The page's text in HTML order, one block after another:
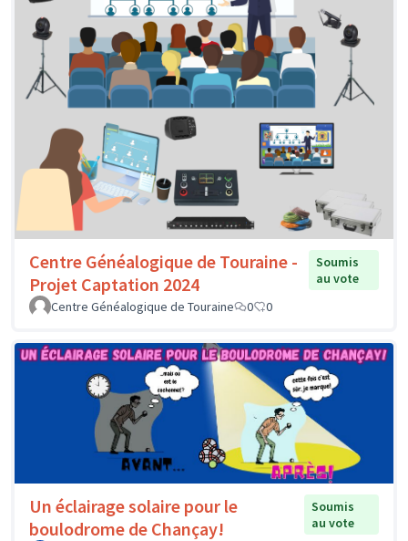
Centre Généalogique de Touraine -
Projet Captation 2024
Soumis
au vote
Centre Généalogique de Touraine
0 0
Un éclairage solaire pour le
boulodrome de Chançay!
Soumis
au vote